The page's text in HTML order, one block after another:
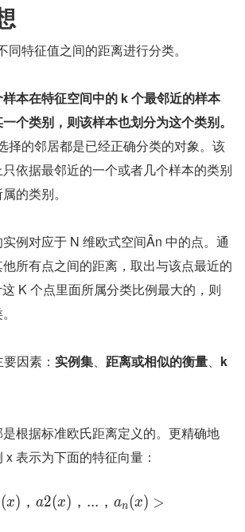
同特征值之间的距离进行分类。
本在特征空间中的 k 个最邻近的样本
个类别，则该样本也划分为这个类别。
择的邻居都是已经正确分类的对象。该
依据最邻近的一个或者几个样本的类别
的类别。
例对应于 N 维欧式空间Ân 中的点。通
所有点之间的距离，取出与该点最近的
K 个点里面所属分类比例最大的，则
因素： 实例集、 距离或相似的衡量、 k
根据标准欧氏距离定义的。更精确地
表示为下面的特征向量：
(x) ， a2(x) ， ... ， an(x) >